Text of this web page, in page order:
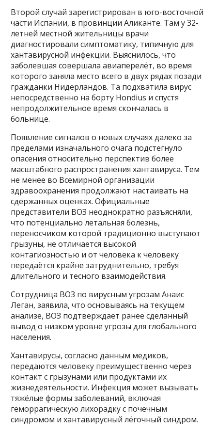
Второй случай зарегистрирован в юго-восточной
части Испании, в провинции Аликанте. Там у 32-
летней местной жительницы врачи
диагностировали симптоматику, типичную для
хантавирусной инфекции. Выяснилось, что
заболевшая совершала авиаперелёт, во время
которого заняла место всего в двух рядах позади
гражданки Нидерландов. Та подхватила вирус
непосредственно на борту Hondius и спустя
непродолжительное время скончалась в
больнице.
Появление сигналов о новых случаях далеко за
пределами изначального очага подстегнуло
опасения относительно перспектив более
масштабного распространения хантавируса. Тем
не менее во Всемирной организации
здравоохранения продолжают настаивать на
сдержанных оценках. Официальные
представители ВОЗ неоднократно разъясняли,
что потенциально летальная болезнь,
переносчиком которой традиционно выступают
грызуны, не отличается высокой
контагиозностью и от человека к человеку
передаётся крайне затруднительно, требуя
длительного и тесного взаимодействия.
Сотрудница ВОЗ по вирусным угрозам Анаис
Леган, заявила, что основываясь на текущем
анализе, ВОЗ подтверждает ранее сделанный
вывод о низком уровне угрозы для глобального
населения.
Хантавирусы, согласно данным медиков,
передаются человеку преимущественно через
контакт с грызунами или продуктами их
жизнедеятельности. Инфекция может вызывать
тяжёлые формы заболеваний, включая
геморрагическую лихорадку с почечным
синдромом и хантавирусный лёгочный синдром.